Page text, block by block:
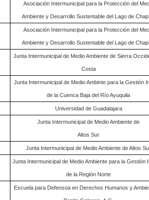
Asociación Intermunicipal para la Protección del
Ambiente y Desarrollo Sustentable del Lago de
Asociación Intermunicipal para la Protección del
Ambiente y Desarrollo Sustentable del Lago de
Junta Intermunicipal de Medio Ambiente de Sierra
Costa
Junta Intermunicipal de Medio Ambinte para la Gestión
de la Cuenca Baja del Río Ayuquila
Universidad de Guadalajara
Junta Intermunicipal de Medio Ambiente de
Altos Sur
Junta Intermunicipal de Medio Ambiente de Altos
Junta Intermunicipal de Medio Ambiente para la Gestión
de la Región Norte
Escuela para Defensoa en Derechos Humanos y